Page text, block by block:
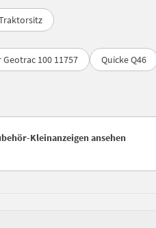
100 11757 Quicke Q46
Kleinanzeigen ansehen